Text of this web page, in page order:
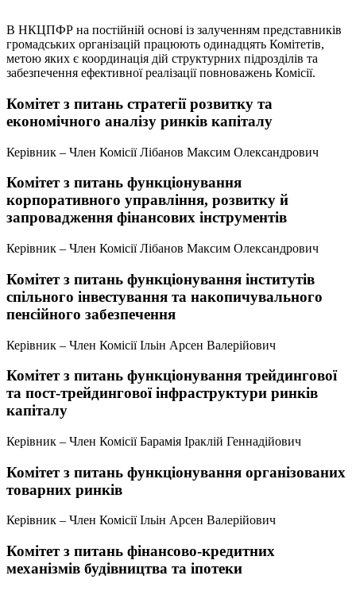
В НКЦПФР на постійній основі із залученням представників
громадських організацій працюють одинадцять Комітетів,
метою яких є координація дій структурних підрозділів та
забезпечення ефективної реалізації повноважень Комісії.
Комітет з питань стратегії розвитку та
економічного аналізу ринків капіталу
Керівник – Член Комісії Лібанов Максим Олександрович
Комітет з питань функціонування
корпоративного управління, розвитку й
запровадження фінансових інструментів
Керівник – Член Комісії Лібанов Максим Олександрович
Комітет з питань функціонування інститутів
спільного інвестування та накопичувального
пенсійного забезпечення
Керівник – Член Комісії Ільін Арсен Валерійович
Комітет з питань функціонування трейдингової
та пост-трейдингової інфраструктури ринків
капіталу
Керівник – Член Комісії Барамія Іраклій Геннадійович
Комітет з питань функціонування організованих
товарних ринків
Керівник – Член Комісії Ільін Арсен Валерійович
Комітет з питань фінансово-кредитних
механізмів будівництва та іпотеки